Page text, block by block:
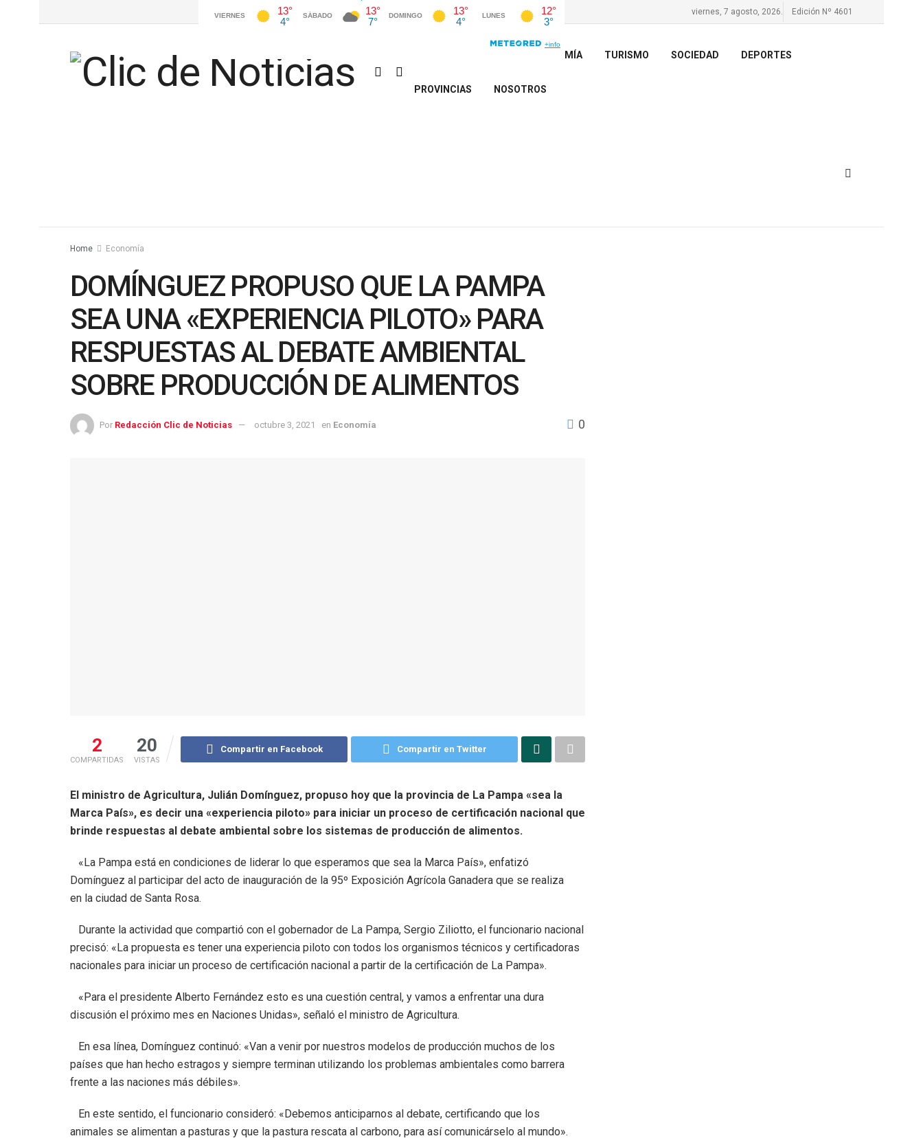
viernes, 7 agosto, 2026. Edición Nº 4601
ECONOMÍA TURISMO SOCIEDAD DEPORTES
PROVINCIAS NOSOTROS
Home Economía
DOMÍNGUEZ PROPUSO QUE LA PAMPA
SEA UNA «EXPERIENCIA PILOTO» PARA
RESPUESTAS AL DEBATE AMBIENTAL
SOBRE PRODUCCIÓN DE ALIMENTOS
Por Redacción Clic de Noticias octubre 3, 2021 en Economía 0
2
COMPARTIDAS
20
VISTAS
Compartir en Facebook Compartir en Twitter
El ministro de Agricultura, Julián Domínguez, propuso hoy que la provincia de La Pampa «sea la
Marca País», es decir una «experiencia piloto» para iniciar un proceso de certificación nacional que
brinde respuestas al debate ambiental sobre los sistemas de producción de alimentos.
«La Pampa está en condiciones de liderar lo que esperamos que sea la Marca País», enfatizó
Domínguez al participar del acto de inauguración de la 95º Exposición Agrícola Ganadera que se realiza
en la ciudad de Santa Rosa.
Durante la actividad que compartió con el gobernador de La Pampa, Sergio Ziliotto, el funcionario nacional
precisó: «La propuesta es tener una experiencia piloto con todos los organismos técnicos y certificadoras
nacionales para iniciar un proceso de certificación nacional a partir de la certificación de La Pampa».
«Para el presidente Alberto Fernández esto es una cuestión central, y vamos a enfrentar una dura
discusión el próximo mes en Naciones Unidas», señaló el ministro de Agricultura.
En esa línea, Domínguez continuó: «Van a venir por nuestros modelos de producción muchos de los
países que han hecho estragos y siempre terminan utilizando los problemas ambientales como barrera
frente a las naciones más débiles».
En este sentido, el funcionario consideró: «Debemos anticiparnos al debate, certificando que los
animales se alimentan a pasturas y que la pastura rescata al carbono, para así comunicárselo al mundo».